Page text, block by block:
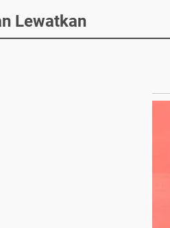
Lewatkan